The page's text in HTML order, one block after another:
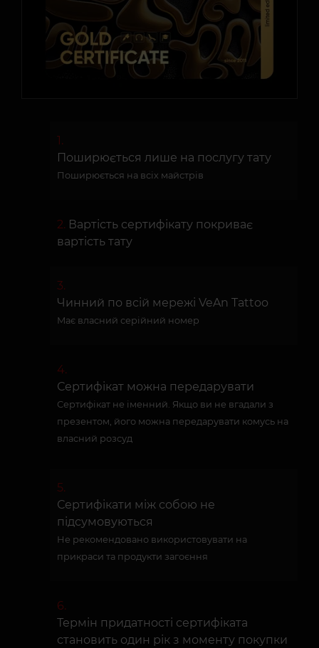
Поширюється лише на послугу тату
Поширюється на всіх майстрів
Вартість сертифікату покриває
вартість тату
Чинний по всій мережі VeAn Tattoo
Має власний серійний номер
Сертифікат можна передарувати
Сертифікат не іменний. Якщо ви не вгадали з
презентом, його можна передарувати комусь на
власний розсуд
Сертифікати між собою не
підсумовуються
Не рекомендовано використовувати на
прикраси та продукти загоєння
Термін придатності сертифіката
становить один рік з моменту покупки